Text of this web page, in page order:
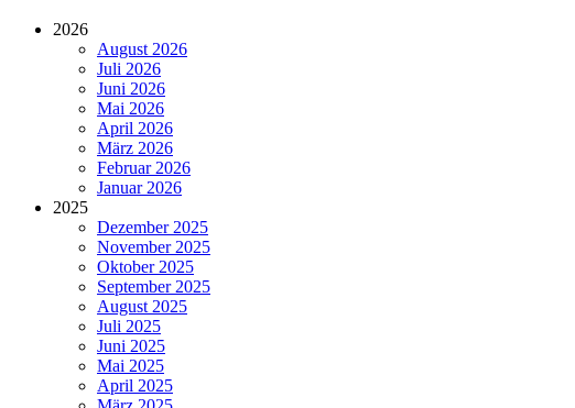
2026
August 2026
Juli 2026
Juni 2026
Mai 2026
April 2026
März 2026
Februar 2026
Januar 2026
2025
Dezember 2025
November 2025
Oktober 2025
September 2025
August 2025
Juli 2025
Juni 2025
Mai 2025
April 2025